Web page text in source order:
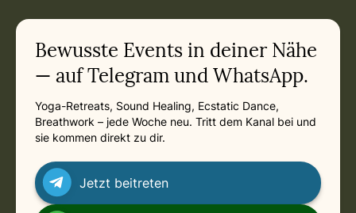
Related appointments
Bewusste Events in deiner Nähe
— auf Telegram und WhatsApp.
Yoga-Retreats, Sound Healing, Ecstatic Dance,
Breathwork – jede Woche neu. Tritt dem Kanal bei und
sie kommen direkt zu dir.
Jetzt beitreten